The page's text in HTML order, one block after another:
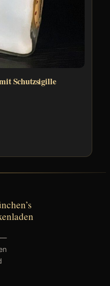
Schutzsigille
—